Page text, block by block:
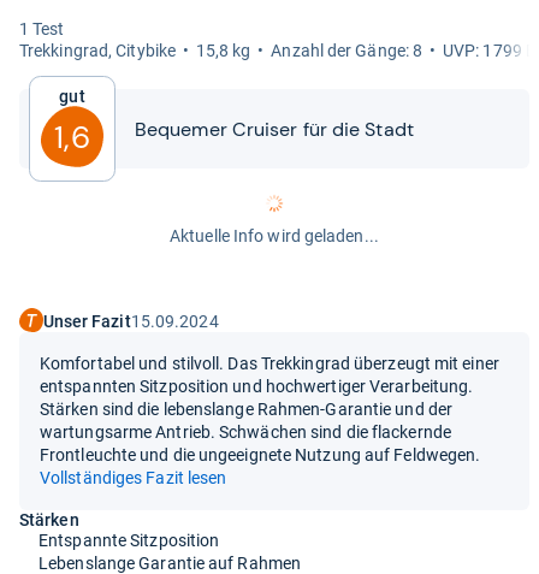
1 Test
Trek­kin­grad, City­bike
15,8 kg Anzahl der Gänge: 8 UVP: 1799
Gut
1,6 Beque­mer Crui­ser für die Stadt
Aktuelle Info wird geladen...
Unser Fazit15.09.2024
Komfortabel und stilvoll. Das Trekkingrad überzeugt mit einer
entspannten Sitzposition und hochwertiger Verarbeitung.
Stärken sind die lebenslange Rahmen-Garantie und der
wartungsarme Antrieb. Schwächen sind die flackernde
Frontleuchte und die ungeeignete Nutzung auf Feldwegen.
Vollständiges Fazit lesen
Stärken
Entspannte Sitzposition
Lebenslange Garantie auf Rahmen